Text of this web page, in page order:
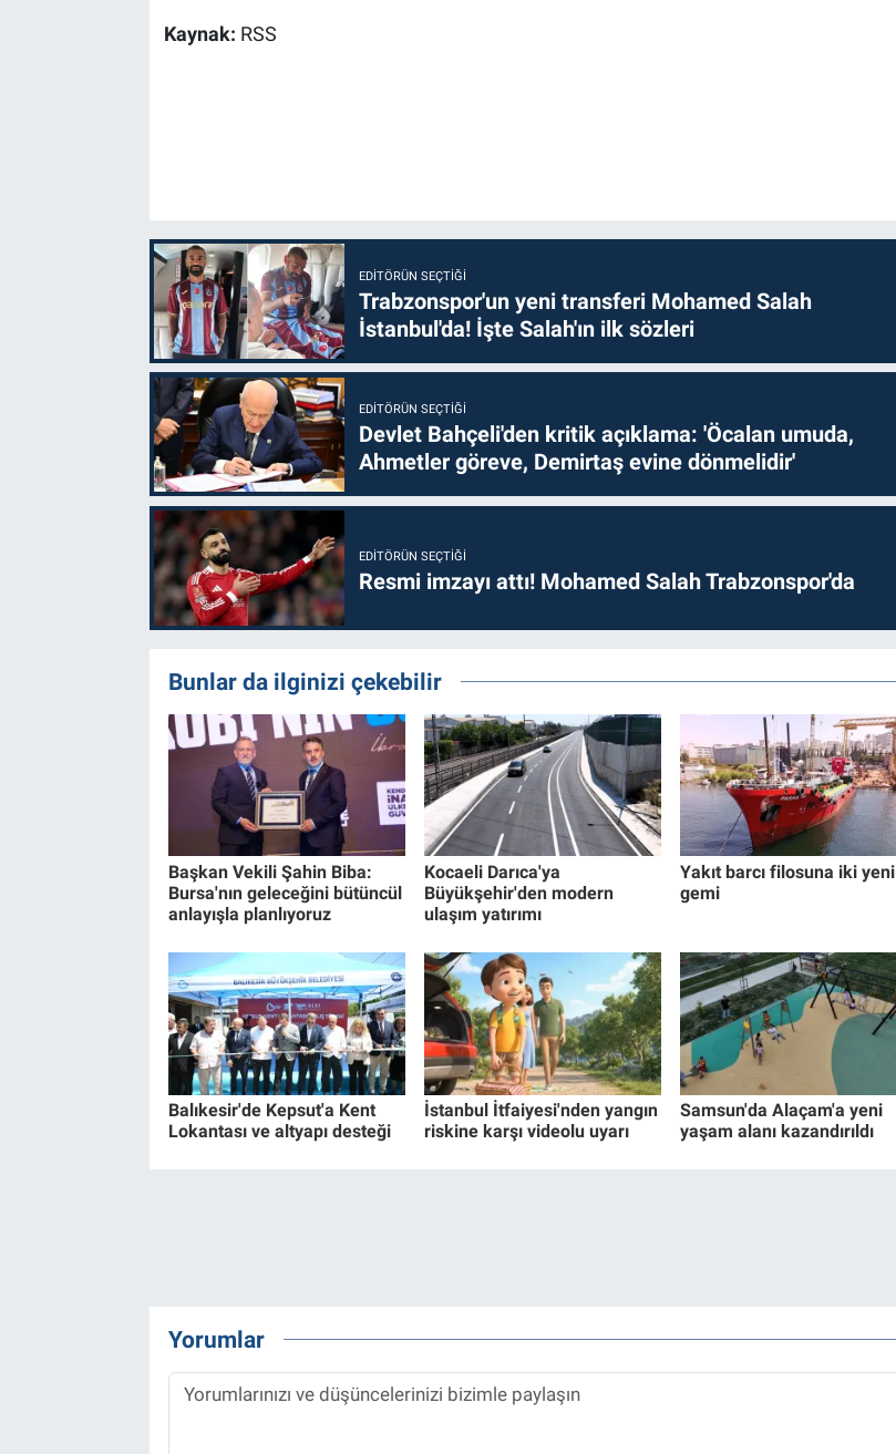
Kaynak: RSS
EDITÖRÜN SEÇTIĞI
Trabzonspor'un yeni transferi Mohamed Salah
İstanbul'da! İşte Salah'ın ilk sözleri
EDITÖRÜN SEÇTIĞI
Devlet Bahçeli'den kritik açıklama: 'Öcalan umuda,
Ahmetler göreve, Demirtaş evine dönmelidir'
EDITÖRÜN SEÇTIĞI
Resmi imzayı attı! Mohamed Salah Trabzonspor'da
Bunlar da ilginizi çekebilir
Başkan Vekili Şahin Biba:
Bursa'nın geleceğini bütüncül
anlayışla planlıyoruz
Kocaeli Darıca'ya
Büyükşehir'den modern
ulaşım yatırımı
Yakıt barcı filosuna iki yeni
gemi
Balıkesir'de Kepsut'a Kent
Lokantası ve altyapı desteği
İstanbul İtfaiyesi'nden yangın
riskine karşı videolu uyarı
Samsun'da Alaçam'a yeni
yaşam alanı kazandırıldı
Yorumlar